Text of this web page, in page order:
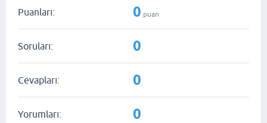
Puanları: 0 puan
Soruları: 0
Cevapları: 0
Yorumları: 0